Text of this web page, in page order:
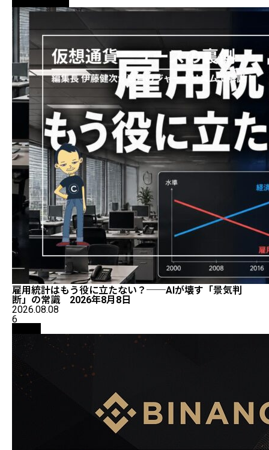
雇用統計はもう役に立たない？──AIが壊す「景気判
断」の常識 2026年8月8日
2026.08.08
6